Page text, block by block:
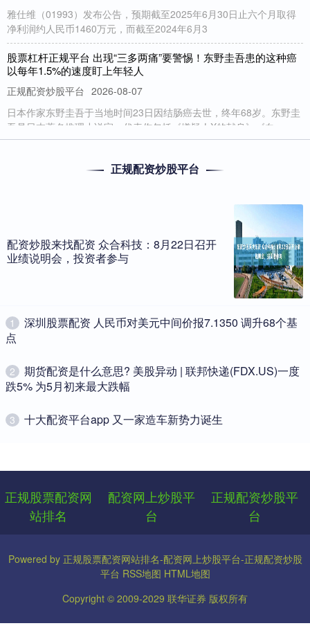
雅仕维（01993）发布公告，预期截至2025年6月30日止六个月取得
净利润约人民币1460万元，而截至2024年6月3
股票杠杆正规平台 出现“三多两痛”要警惕！东野圭吾患的这种癌
以每年1.5%的速度盯上年轻人
正规配资炒股平台 2026-08-07
日本作家东野圭吾于当地时间23日因结肠癌去世，终年68岁。东野圭
吾是日本著名推理小说家，代表作包括《嫌疑人X的献身》《白
产品的研发、生产
正规的配资公司有哪些 安徽博为亮相2025 AMTS上海展：博为氦
检赋能新能源汽车一体化压铸革新
正规股票配资网站排名 2026-06-12
正规的配资公司有哪些 2025年7月9日，全球汽车制造技术领域的顶
正规配资炒股平台
配资炒股来找配资 众合科技：8月22日召开
业绩说明会，投资者参与
1
​深圳股票配资 人民币对美元中间价报7.1350 调升68个基
点
2
​期货配资是什么意思? 美股异动 | 联邦快递(FDX.US)一度
跌5% 为5月初来最大跌幅
3 ​十大配资平台app 又一家造车新势力诞生
正规股票配资网
站排名
配资网上炒股平
台
正规配资炒股平
台
Powered by 正规股票配资网站排名-配资网上炒股平台-正规配资炒股
平台 RSS地图 HTML地图
Copyright © 2009-2029 联华证券 版权所有